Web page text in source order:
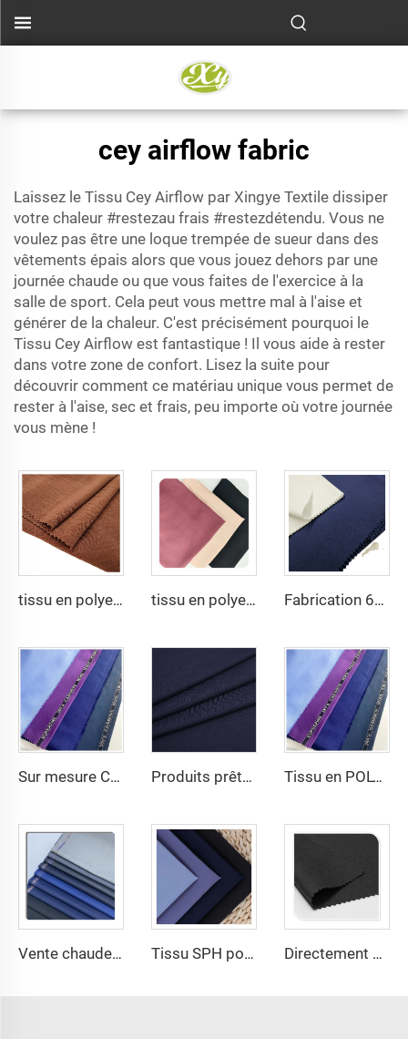
cey airflow fabric
Laissez le Tissu Cey Airflow par Xingye Textile dissiper
votre chaleur #restezau frais #restezdétendu. Vous ne
voulez pas être une loque trempée de sueur dans des
vêtements épais alors que vous jouez dehors par une
journée chaude ou que vous faites de l'exercice à la
salle de sport. Cela peut vous mettre mal à l'aise et
générer de la chaleur. C'est précisément pourquoi le
Tissu Cey Airflow est fantastique ! Il vous aide à rester
dans votre zone de confort. Lisez la suite pour
découvrir comment ce matériau unique vous permet de
rester à l'aise, sec et frais, peu importe où votre journée
vous mène !
tissu en polyester 100% pour robe CEY Airflow Crêpe tissu en polyester 100% 180D kain CEY Airflow Crêpe Rayon froissé pour robe d'Abaya pour femmes Fabrication 65 % polyester 35 % coton pour doublure jeans tissu uni TC TWILL Teint pour tissu de travail
Sur mesure Costume Tissu Polyester Viscose TR pour Uniformes de bureau avec ourlet anglais Produits prêts 64% polyester 34% viscose 2% élasthanne Tissu TR Tissu en POLYESTER VISCOSE/TR pour costumes
Vente chaude mélange 80/20 polyester viscose twill tissu TR pour vêtements Tissu SPH poka de haute qualité 100% polyester tissé pour robe d'Abaya pour femmes Directement de l'usine 100 polyester épais gabardine imperméable personnalisation tissu pour vêtements de travail